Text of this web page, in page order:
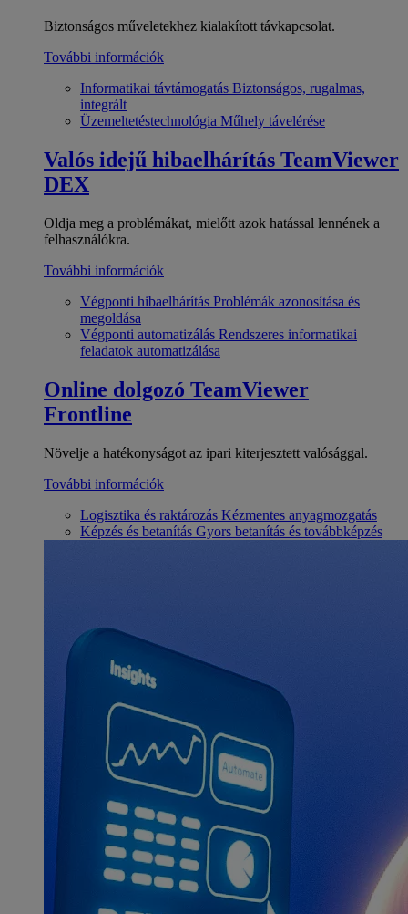
Biztonságos műveletekhez kialakított távkapcsolat.
További információk
Informatikai távtámogatás Biztonságos, rugalmas,
integrált
Üzemeltetéstechnológia Műhely távelérése
Valós idejű hibaelhárítás TeamViewer
DEX
Oldja meg a problémákat, mielőtt azok hatással lennének a
felhasználókra.
További információk
Végponti hibaelhárítás Problémák azonosítása és
megoldása
Végponti automatizálás Rendszeres informatikai
feladatok automatizálása
Online dolgozó TeamViewer
Frontline
Növelje a hatékonyságot az ipari kiterjesztett valósággal.
További információk
Logisztika és raktározás Kézmentes anyagmozgatás
Képzés és betanítás Gyors betanítás és továbbképzés